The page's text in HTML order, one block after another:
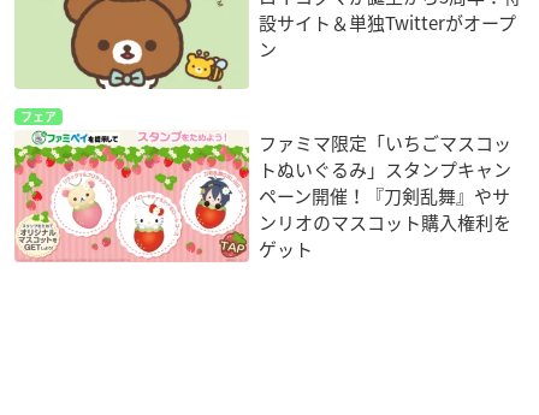
設サイト＆単独Twitterがオープ
ン
フェア
ファミマ限定「いちごマスコッ
トぬいぐるみ」スタンプキャン
ペーン開催！『刀剣乱舞』やサ
ンリオのマスコット購入権利を
ゲット